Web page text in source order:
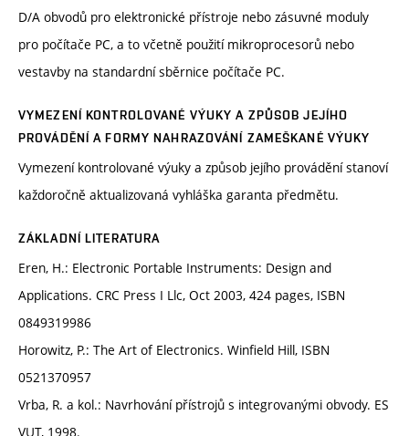
D/A obvodů pro elektronické přístroje nebo zásuvné moduly
pro počítače PC, a to včetně použití mikroprocesorů nebo
vestavby na standardní sběrnice počítače PC.
VYMEZENÍ KONTROLOVANÉ VÝUKY A ZPŮSOB JEJÍHO
PROVÁDĚNÍ A FORMY NAHRAZOVÁNÍ ZAMEŠKANÉ VÝUKY
Vymezení kontrolované výuky a způsob jejího provádění stanoví
každoročně aktualizovaná vyhláška garanta předmětu.
ZÁKLADNÍ LITERATURA
Eren, H.: Electronic Portable Instruments: Design and
Applications. CRC Press I Llc, Oct 2003, 424 pages, ISBN
0849319986
Horowitz, P.: The Art of Electronics. Winfield Hill, ISBN
0521370957
Vrba, R. a kol.: Navrhování přístrojů s integrovanými obvody. ES
VUT, 1998.